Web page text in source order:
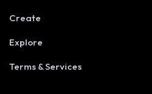
Create
Explore
Terms & Services